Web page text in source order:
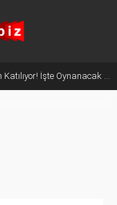
Es-Es Kupaya 2. Eleme Turundan Katılıyor! İşte Oynanacak Tarihler